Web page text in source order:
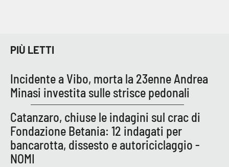
LaC TV
LaC Network
LaC OnAir
PIÙ LETTI
Incidente a Vibo, morta la 23enne Andrea
Minasi investita sulle strisce pedonali
Catanzaro, chiuse le indagini sul crac di
Fondazione Betania: 12 indagati per
bancarotta, dissesto e autoriciclaggio -
NOMI